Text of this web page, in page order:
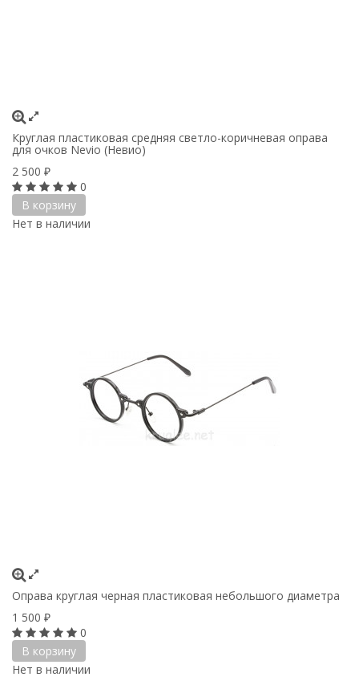
Круглая пластиковая средняя светло-коричневая оправа
для очков Nevio (Невио)
2 500 ₽
0
В корзину
Нет в наличии
Оправа круглая черная пластиковая небольшого диаметра
1 500 ₽
0
В корзину
Нет в наличии